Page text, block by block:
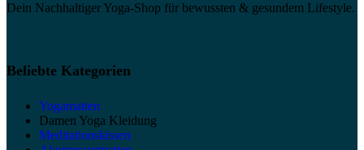
Dein Nachhaltiger Yoga-Shop für bewussten & gesundem Lifestyle.
Beliebte Kategorien
Yogamatten
Damen Yoga Kleidung
Meditationskissen